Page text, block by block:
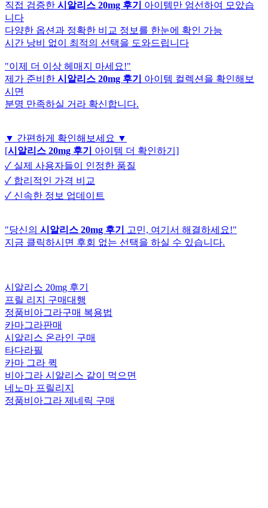
직접 검증한 시알리스 20mg 후기
아이템만 엄선하여 모았습
니다
다양한 옵션과 정확한 비교 정보를 한눈에 확인 가능
시간 낭비 없이 최적의 선택을 도와드립니다
"이제 더 이상 헤매지 마세요!"
제가 준비한 시알리스 20mg 후기
아이템 컬렉션을 확인해보
시면
분명 만족하실 거라 확신합니다.
▼ 간편하게 확인해보세요 ▼
[시알리스 20mg 후기
아이템 더 확인하기]
✓ 실제 사용자들이 인정한 품질
✓ 합리적인 가격 비교
✓ 신속한 정보 업데이트
"당신의 시알리스 20mg 후기
고민, 여기서 해결하세요!"
지금 클릭하시면 후회 없는 선택을 하실 수 있습니다.
시알리스 20mg 후기
프릴 리지 구매대행
정품비아그라구매 복용법
카마그라판매
시알리스 온라인 구매
타다라필
카마 그라 퀵
비아그라 시알리스 같이 먹으면
네노마 프릴리지
정품비아그라 제네릭 구매